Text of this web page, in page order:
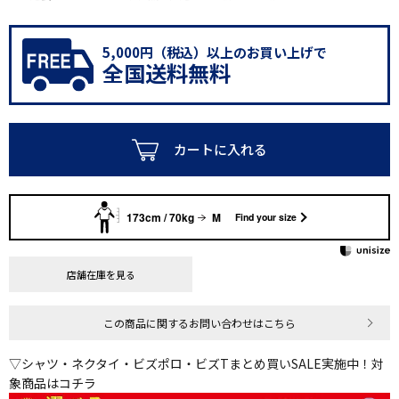
5,000円（税込）以上のお買い上げで
全国送料無料
カートに入れる
173cm / 70kg M Find your size
店舗在庫を見る
この商品に関するお問い合わせはこちら
▽シャツ・ネクタイ・ビズポロ・ビズTまとめ買いSALE実施中！対
象商品はコチラ